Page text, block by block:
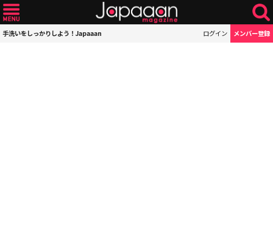
手洗いをしっかりしよう！Japaaan ログイン メンバー登録